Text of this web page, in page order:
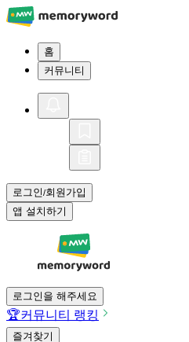
홈
커뮤니티
로그인/회원가입
앱 설치하기
로그인을 해주세요
🏆커뮤니티 랭킹
즐겨찾기